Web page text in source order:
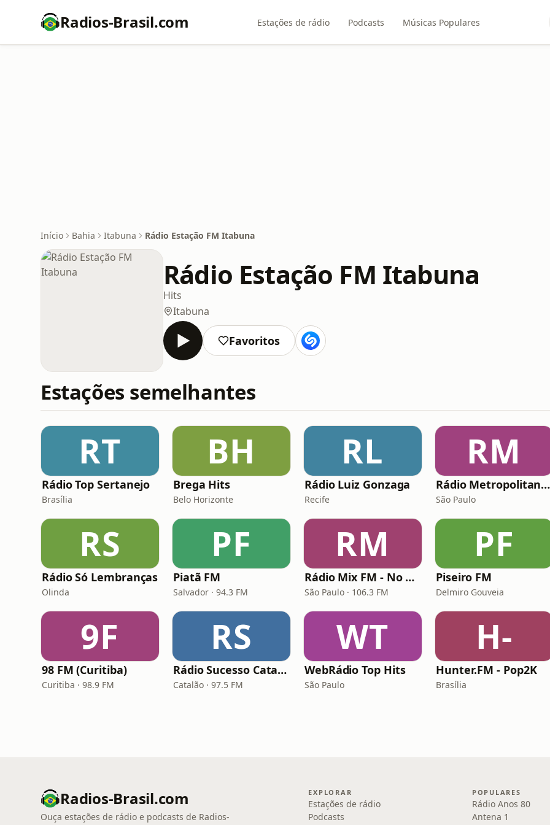
Radios-Brasil.com Estações de rádio Podcasts Músicas Populares
Início Bahia Itabuna Rádio Estação FM Itabuna
Rádio Estação FM Itabuna
Hits
Itabuna
Favoritos
Estações semelhantes
RT
Rádio Top Sertanejo
Brasília
BH
Brega Hits
Belo Horizonte
RL
Rádio Luiz Gonzaga
Recife
RM
Rádio Metropolitana POP
São Paulo
RS
Rádio Só Lembranças
Olinda
PF
Piatã FM
Salvador · 94.3 FM
RM
Rádio Mix FM - No Break
São Paulo · 106.3 FM
PF
Piseiro FM
Delmiro Gouveia
9F
98 FM (Curitiba)
Curitiba · 98.9 FM
RS
Rádio Sucesso Catalão
Catalão · 97.5 FM
WT
WebRádio Top Hits
São Paulo
H-
Hunter.FM - Pop2K
Brasília
Radios-Brasil.com
Ouça estações de rádio e podcasts de Radios-
EXPLORAR
Estações de rádio
Podcasts
POPULARES
Rádio Anos 80
Antena 1